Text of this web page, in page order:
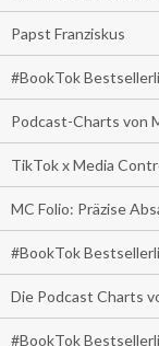
Papst Franziskus
#BookTok
Podcast-Charts von
TikTok x Media
MC Folio: Präzise
#BookTok
Die Podcast Charts
#BookTok